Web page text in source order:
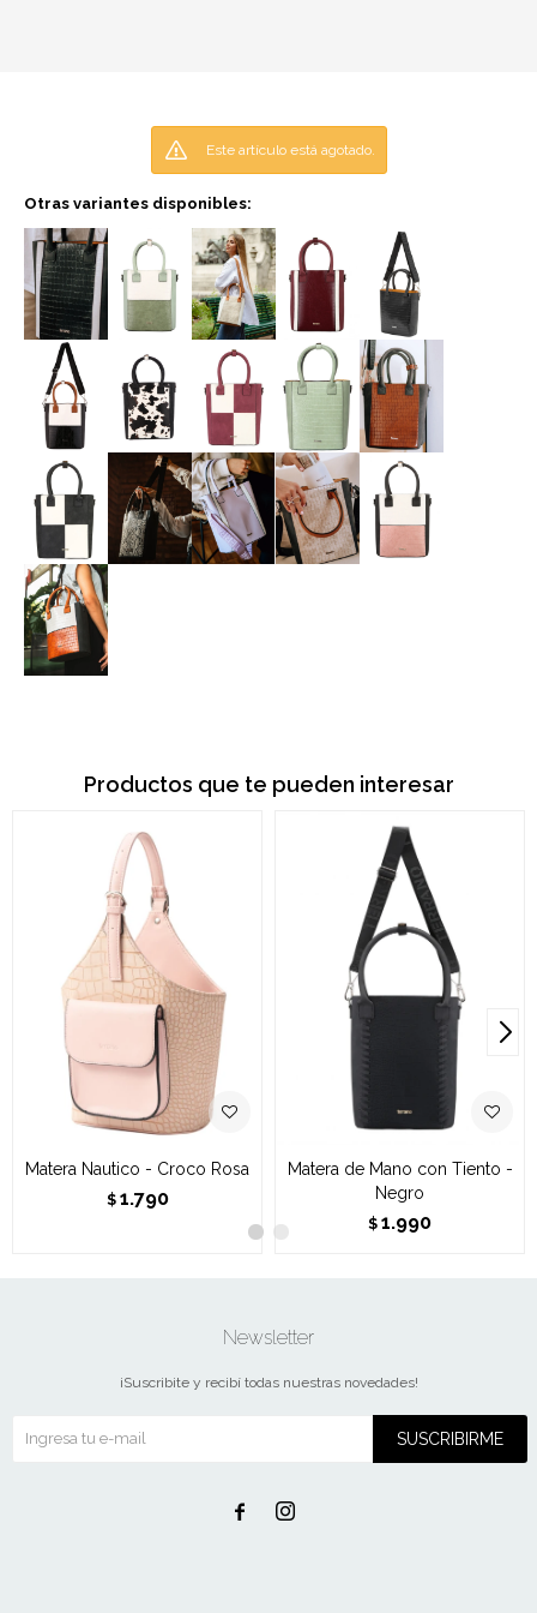
Este artículo está agotado.
Otras variantes disponibles:
Productos que te pueden interesar
Matera Nautico - Croco Rosa
$ 1.790
Matera de Mano con Tiento -
Negro
$ 1.990
Newsletter
¡Suscribite y recibí todas nuestras novedades!
SUSCRIBIRME
 